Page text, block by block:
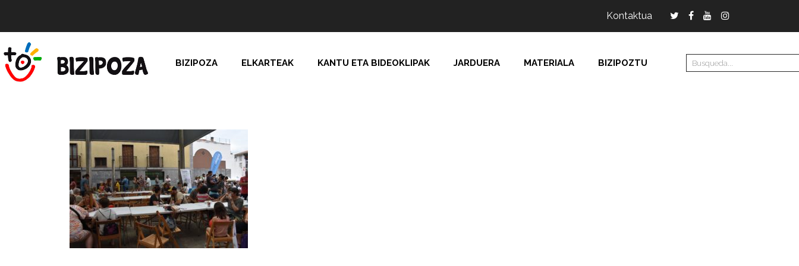
Kontaktua
BIZIPOZA ELKARTEAK KANTU ETA BIDEOKLIPAK JARDUERA MATERIALA BIZIPOZTU